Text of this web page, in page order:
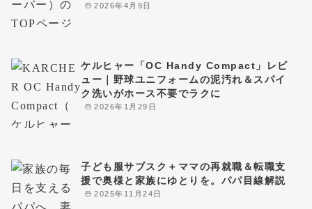
2026年4月9日
2026年1月29日
ケルヒャー「OC Handy Compact」レビ
ュー｜野球ユニフォームの泥汚れ＆スパイ
ク洗いがホース不要でラクに
2025年11月24日
子ども服サブスク＋ママの再就職＆転職支
援で奥様と家族にゆとりを。パパ目線解説